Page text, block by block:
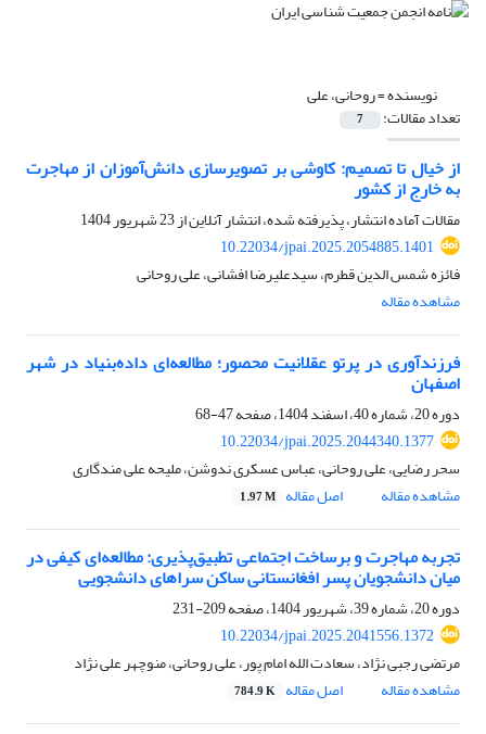
نویسنده =روحانی، علی
تعداد مقالات: 7
از خیال تا تصمیم: کاوشی بر تصویرسازی دانش‌آموزان از مهاجرت
به خارج از کشور
مقالات آماده انتشار، پذیرفته شده، انتشار آنلاین از23 شهریور 1404
10.22034/jpai.2025.2054885.1401
فائزه شمس الدین قطرم، سیدعلیرضا افشانی، علی روحانی
مشاهده مقاله
فرزندآوری در پرتو عقلانیت محصور؛ مطالعه‌ای داده‌بنیاد در شهر
اصفهان
دوره 20، شماره 40، اسفند 1404، صفحه
47-68
10.22034/jpai.2025.2044340.1377
سحر رضایی، علی روحانی، عباس عسکری ندوشن، ملیحه علی مندگاری
مشاهده مقاله
اصل مقاله 1.97 M
تجربه مهاجرت و برساخت اجتماعی تطبیق‌پذیری: مطالعه‌ای کیفی در
میان دانشجویان پسر افغانستانی ساکن سراهای دانشجویی
دوره 20، شماره 39، شهریور 1404، صفحه
209-231
10.22034/jpai.2025.2041556.1372
مرتضی رجبی نژاد، سعادت الله امام پور، علی روحانی، منوچهر علی نژاد
مشاهده مقاله
اصل مقاله 784.9 K